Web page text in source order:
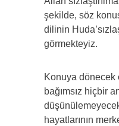
şekilde, söz
dilinin
görmekteyiz.
Konuya dönecek
bağımsız hiçbir
hayatlarının